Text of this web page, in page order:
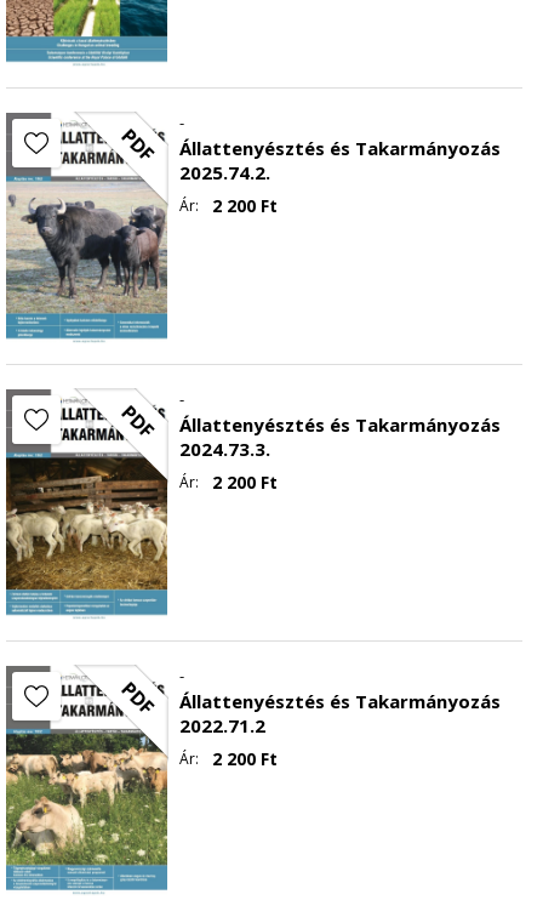
PDF -
Állattenyésztés és Takarmányozás
2025.74.2.
Ár: 2 200 Ft
PDF -
Állattenyésztés és Takarmányozás
2024.73.3.
Ár: 2 200 Ft
PDF -
Állattenyésztés és Takarmányozás
2022.71.2
Ár: 2 200Ft